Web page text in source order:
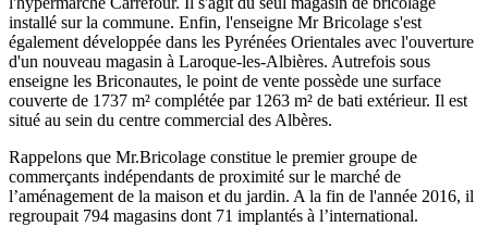
installé sur la commune. Enfin, l'enseigne Mr Bricolage s'est
également développée dans les Pyrénées Orientales avec l'ouverture
d'un nouveau magasin à Laroque-les-Albières. Autrefois sous
enseigne les Briconautes, le point de vente possède une surface
couverte de 1737 m² complétée par 1263 m² de bati extérieur. Il est
situé au sein du centre commercial des Albères.
​Rappelons que Mr.Bricolage constitue le premier groupe de
commerçants indépendants de proximité sur le marché de
l’aménagement de la maison et du jardin. A la fin de l'année 2016, il
regroupait 794 magasins dont 71 implantés à l’international.